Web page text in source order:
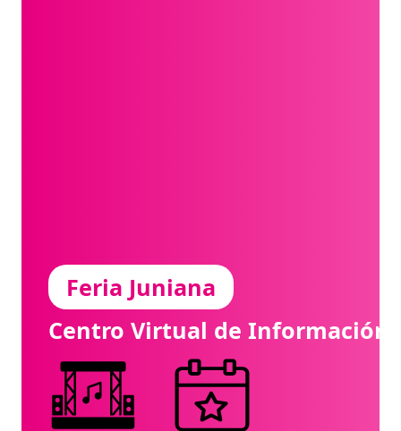
Feria Juniana
Centro Virtual de Información